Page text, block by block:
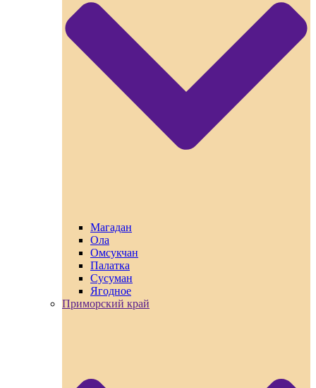
Магадан
Ола
Омсукчан
Палатка
Сусуман
Ягодное
Приморский край